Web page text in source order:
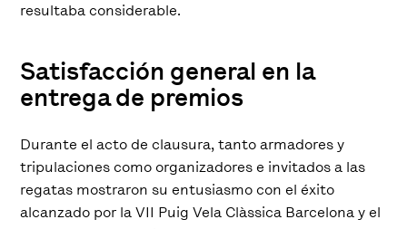
resultaba considerable.
Satisfacción general en la
entrega de premios
Durante el acto de clausura, tanto armadores y
tripulaciones como organizadores e invitados a las
regatas mostraron su entusiasmo con el éxito
alcanzado por la VII Puig Vela Clàssica Barcelona y el